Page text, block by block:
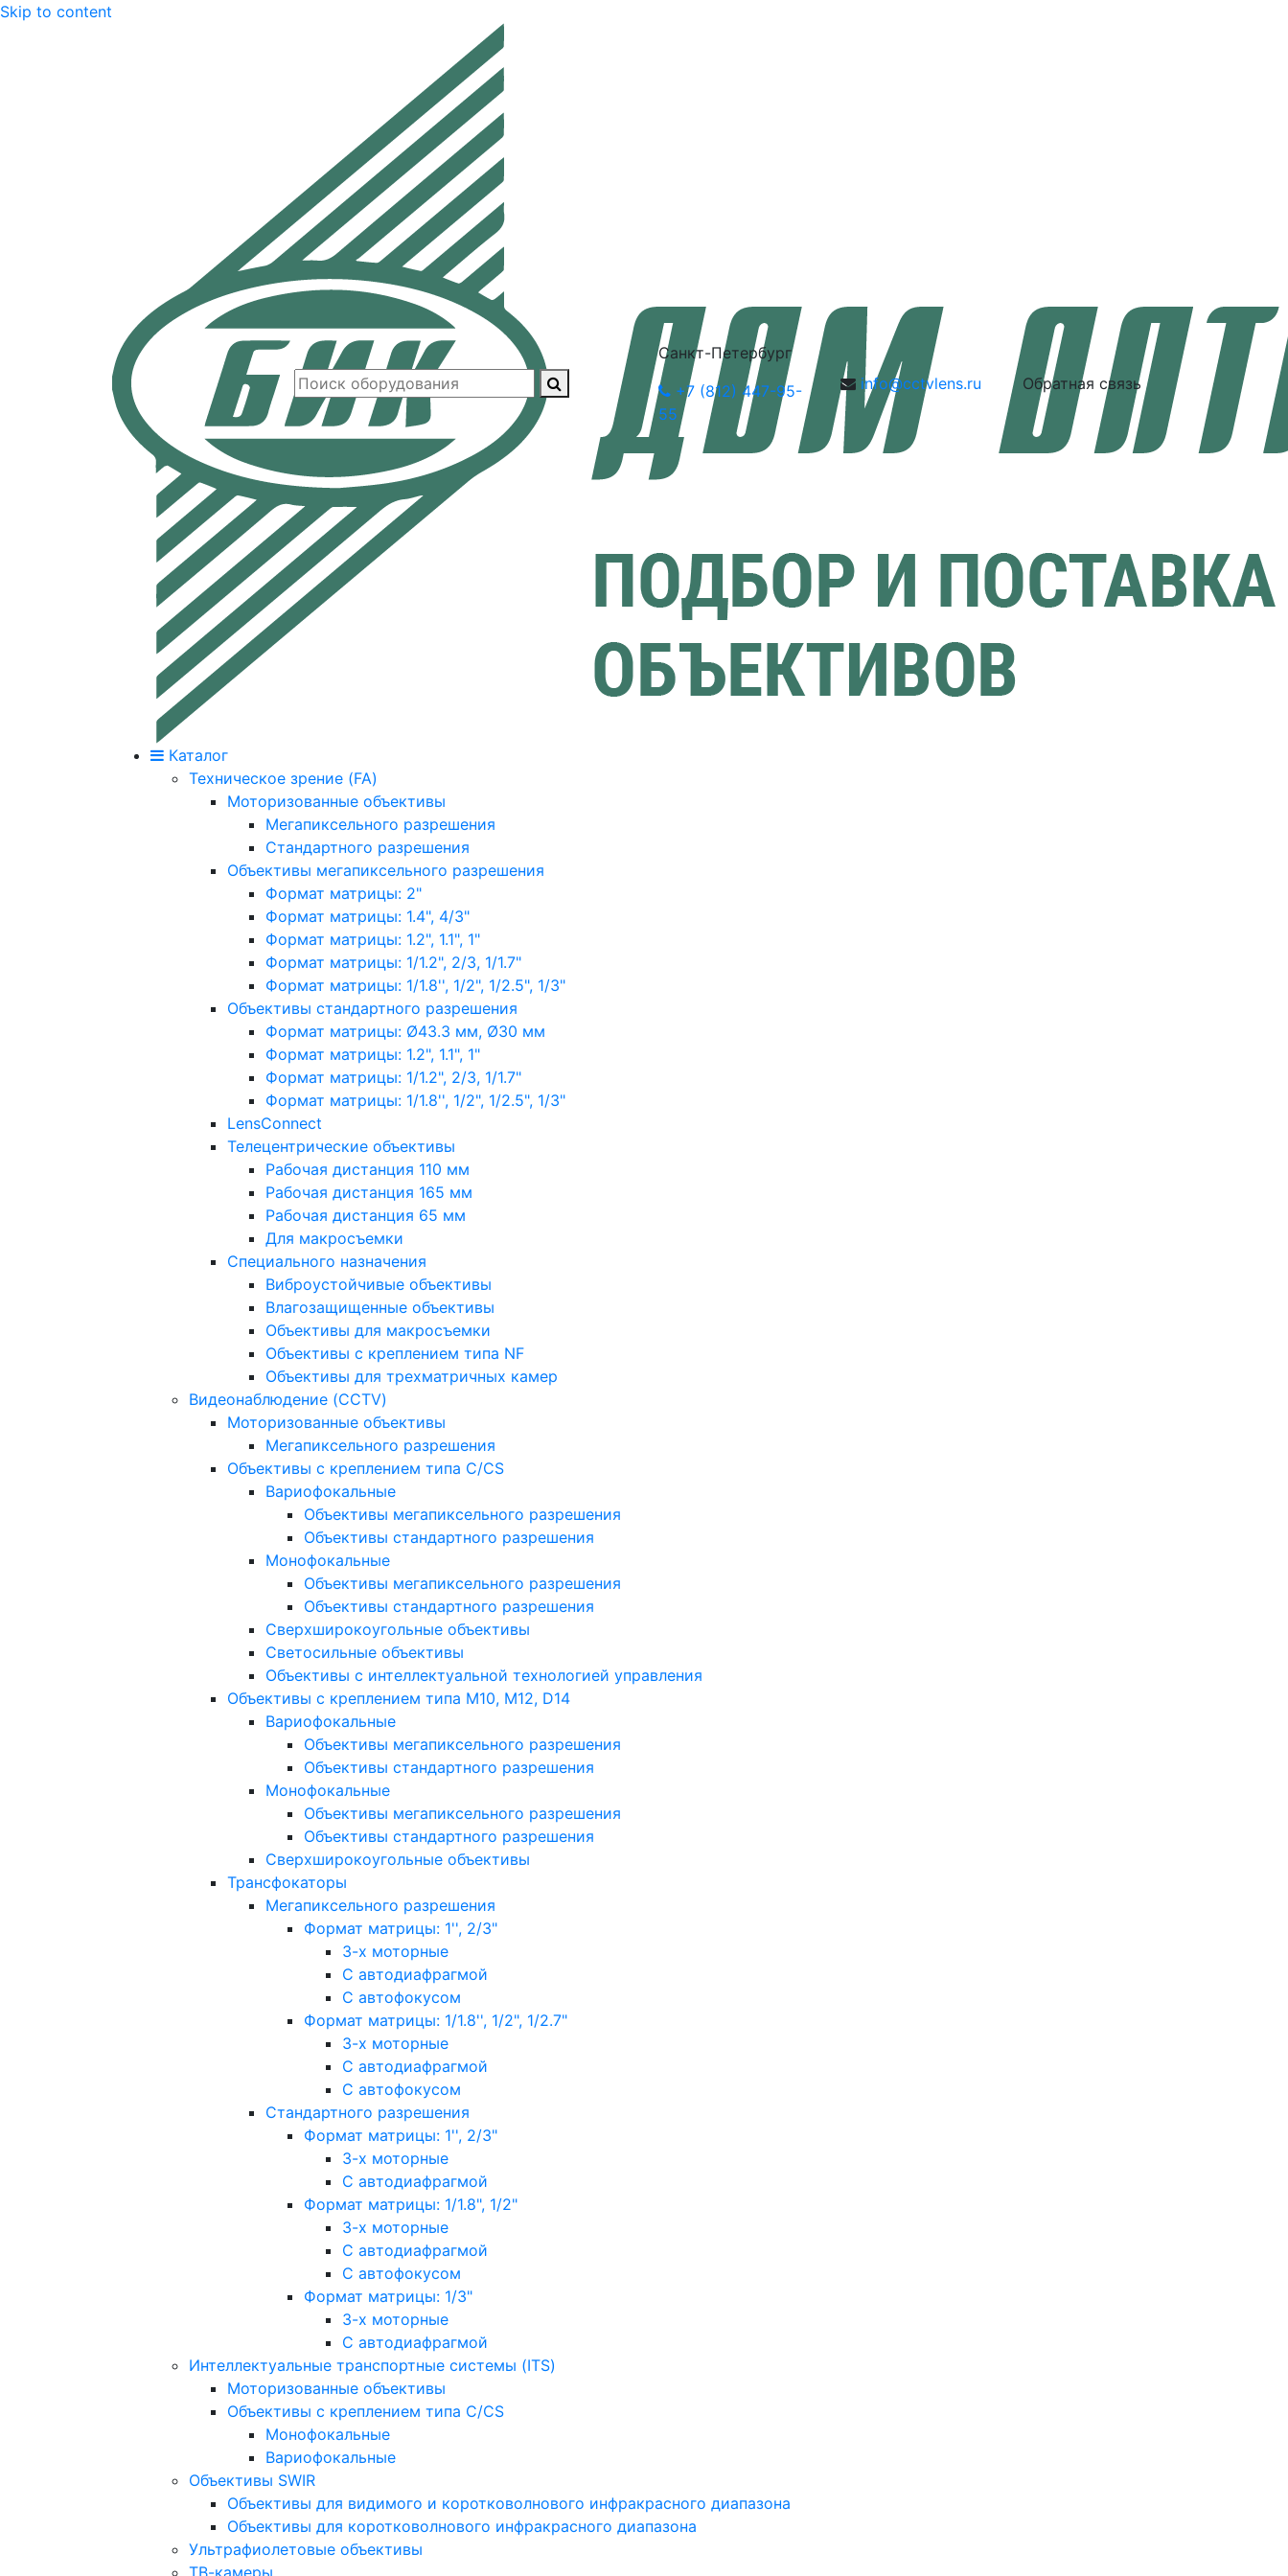
Skip to content
Санкт-Петербург
+7 (812) 447-95-
55
info@cctvlens.ru Обратная связь
Каталог
Техническое зрение (FA)
Моторизованные объективы
Мегапиксельного разрешения
Стандартного разрешения
Объективы мегапиксельного разрешения
Формат матрицы: 2"
Формат матрицы: 1.4", 4/3"
Формат матрицы: 1.2", 1.1", 1"
Формат матрицы: 1/1.2", 2/3, 1/1.7"
Формат матрицы: 1/1.8'', 1/2", 1/2.5", 1/3"
Объективы стандартного разрешения
Формат матрицы: Ø43.3 мм, Ø30 мм
Формат матрицы: 1.2", 1.1", 1"
Формат матрицы: 1/1.2", 2/3, 1/1.7"
Формат матрицы: 1/1.8'', 1/2", 1/2.5", 1/3"
LensConnect
Телецентрические объективы
Рабочая дистанция 110 мм
Рабочая дистанция 165 мм
Рабочая дистанция 65 мм
Для макросъемки
Специального назначения
Виброустойчивые объективы
Влагозащищенные объективы
Объективы для макросъемки
Объективы с креплением типа NF
Объективы для трехматричных камер
Видеонаблюдение (CCTV)
Моторизованные объективы
Мегапиксельного разрешения
Объективы с креплением типа C/CS
Вариофокальные
Объективы мегапиксельного разрешения
Объективы стандартного разрешения
Монофокальные
Объективы мегапиксельного разрешения
Объективы стандартного разрешения
Сверхширокоугольные объективы
Светосильные объективы
Объективы с интеллектуальной технологией управления
Объективы с креплением типа M10, M12, D14
Вариофокальные
Объективы мегапиксельного разрешения
Объективы стандартного разрешения
Монофокальные
Объективы мегапиксельного разрешения
Объективы стандартного разрешения
Сверхширокоугольные объективы
Трансфокаторы
Мегапиксельного разрешения
Формат матрицы: 1'', 2/3"
3-х моторные
С автодиафрагмой
С автофокусом
Формат матрицы: 1/1.8'', 1/2", 1/2.7"
3-х моторные
С автодиафрагмой
С автофокусом
Стандартного разрешения
Формат матрицы: 1'', 2/3"
3-х моторные
С автодиафрагмой
Формат матрицы: 1/1.8", 1/2"
3-х моторные
С автодиафрагмой
С автофокусом
Формат матрицы: 1/3"
3-х моторные
С автодиафрагмой
Интеллектуальные транспортные системы (ITS)
Моторизованные объективы
Объективы с креплением типа C/CS
Монофокальные
Вариофокальные
Объективы SWIR
Объективы для видимого и коротковолнового инфракрасного диапазона
Объективы для коротковолнового инфракрасного диапазона
Ультрафиолетовые объективы
ТВ-камеры